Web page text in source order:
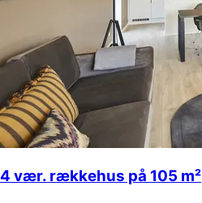
4 vær. rækkehus på 105 m²